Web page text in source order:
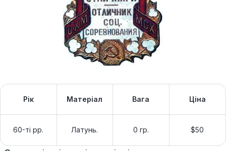
Рік Матеріал Вага Ціна
60-ті рр. Латунь. 0 гр. $50